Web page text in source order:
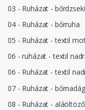
03 - Ruházat - bőrdzseki
04 - Ruházat - bőrruha
05 - Ruházat - textil
06 - ruházat - textil
06 - Ruházat - textil
07 - Ruházat - bőrnadág
08 - Ruházat - aláöltöző